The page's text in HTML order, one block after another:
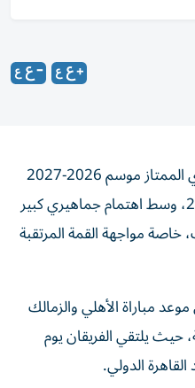
مساء الجمعة 21 أغسطس 2026، وسط اهتمام جماهيري كبير
خاصة مواجهة القمة المرتقبة
مباراة الأهلي والزمالك
حيث يلتقي الفريقان يوم